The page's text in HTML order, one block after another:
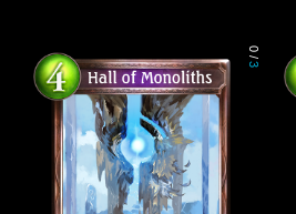
0
/
3